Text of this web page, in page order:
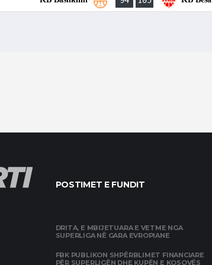
POSTIMET E FUNDIT
DRITA, E MBIJETUARA E VETME NGA
SUPERLIGA NË GARA EVROPIANE
FBK PUBLIKON SHPËRBLIMET FINANCIARE
PËR SUPERLIGËN DHE KUPËN E KOSOVËS